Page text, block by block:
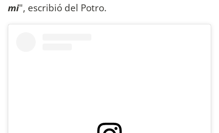
mi", escribió del Potro.